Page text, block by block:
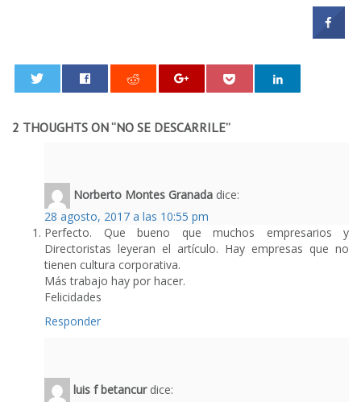
2 THOUGHTS ON “NO SE DESCARRILE”
Norberto Montes Granada dice:
28 agosto, 2017 a las 10:55 pm
Perfecto. Que bueno que muchos empresarios y
Directoristas leyeran el artículo. Hay empresas que no
tienen cultura corporativa.
Más trabajo hay por hacer.
Felicidades
Responder
luis f betancur dice: